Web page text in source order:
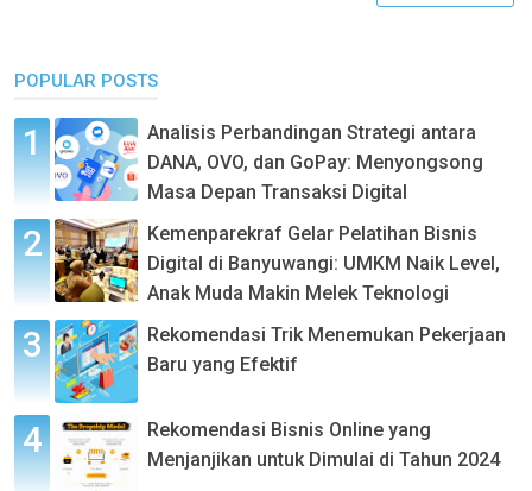
POPULAR POSTS
Analisis Perbandingan Strategi antara
DANA, OVO, dan GoPay: Menyongsong
Masa Depan Transaksi Digital
Kemenparekraf Gelar Pelatihan Bisnis
Digital di Banyuwangi: UMKM Naik Level,
Anak Muda Makin Melek Teknologi
Rekomendasi Trik Menemukan Pekerjaan
Baru yang Efektif
Rekomendasi Bisnis Online yang
Menjanjikan untuk Dimulai di Tahun 2024